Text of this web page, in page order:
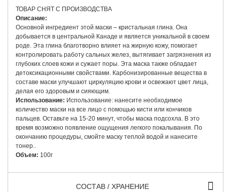
ТОВАР СНЯТ С ПРОИЗВОДСТВА
Описание:
Основной ингредиент этой маски – кристальная глина. Она
добывается в центральной Канаде и является уникальной в своем
роде. Эта глина благотворно влияет на жирную кожу, помогает
контролировать работу сальных желез, вытягивает загрязнения из
глубоких слоев кожи и сужает поры. Эта маска также обладает
детоксикационными свойствами. Карбонизированные вещества в
составе маски улучшают циркуляцию крови и освежают цвет лица,
делая его здоровым и сияющим.
Использование: Использование: нанесите необходимое
количество маски на все лицо с помощью кисти или кончиков
пальцев. Оставьте на 15-20 минут, чтобы маска подсохла. В это
время возможно появление ощущения легкого покалывания. По
окончанию процедуры, смойте маску теплой водой и нанесите
тонер..
Объем: 100г
СОСТАВ / ХРАНЕНИЕ